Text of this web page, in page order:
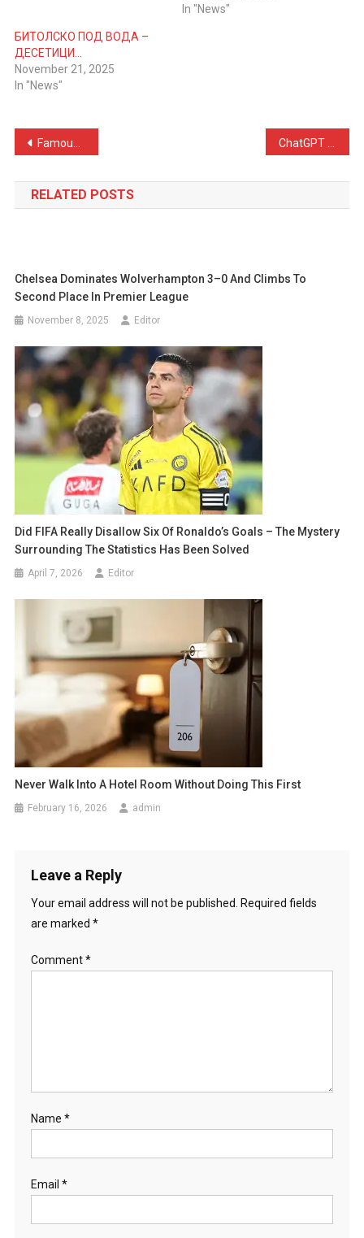
In "News"
БИТОЛСКО ПОД ВОДА –
ДЕСЕТИЦИ…
November 21, 2025
In "News"
Post
navigation
Famous DJ Stuns Fans With Shocking Claim About Katy Perry and Justin Trudeau: “I Dated Both”
RELATED POSTS
Chelsea Dominates Wolverhampton 3–0 And Climbs To
Second Place In Premier League
November 8, 2025 Editor
Did FIFA Really Disallow Six Of Ronaldo’s Goals – The Mystery
Surrounding The Statistics Has Been Solved
April 7, 2026 Editor
Never Walk Into A Hotel Room Without Doing This First
February 16, 2026 admin
Leave a Reply
Your email address will not be published.
Required fields
are marked *
Comment*
Name *
Email *